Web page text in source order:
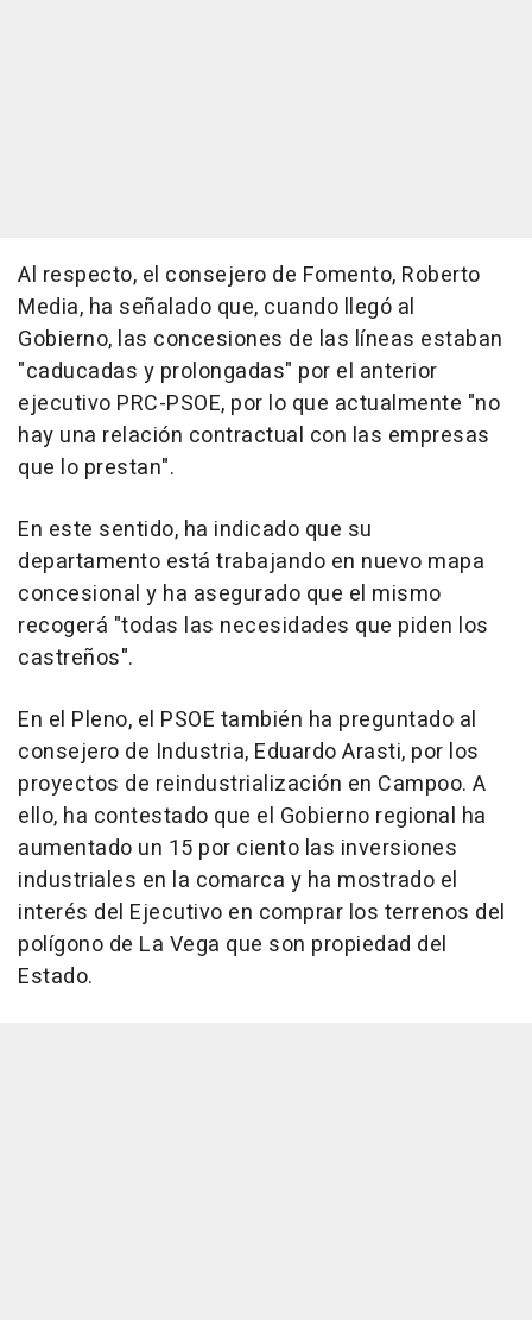
Al respecto, el consejero de Fomento, Roberto
Media, ha señalado que, cuando llegó al
Gobierno, las concesiones de las líneas estaban
"caducadas y prolongadas" por el anterior
ejecutivo PRC-PSOE, por lo que actualmente "no
hay una relación contractual con las empresas
que lo prestan".
En este sentido, ha indicado que su
departamento está trabajando en nuevo mapa
concesional y ha asegurado que el mismo
recogerá "todas las necesidades que piden los
castreños".
En el Pleno, el PSOE también ha preguntado al
consejero de Industria, Eduardo Arasti, por los
proyectos de reindustrialización en Campoo. A
ello, ha contestado que el Gobierno regional ha
aumentado un 15 por ciento las inversiones
industriales en la comarca y ha mostrado el
interés del Ejecutivo en comprar los terrenos del
polígono de La Vega que son propiedad del
Estado.